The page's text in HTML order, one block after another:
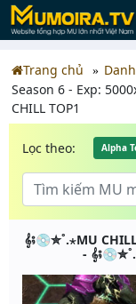
Trang chủ
Season 6 - Exp:
CHILL TOP1
Lọc theo: Alpha
𝄞⨾💿✮˚.⋆MU
-